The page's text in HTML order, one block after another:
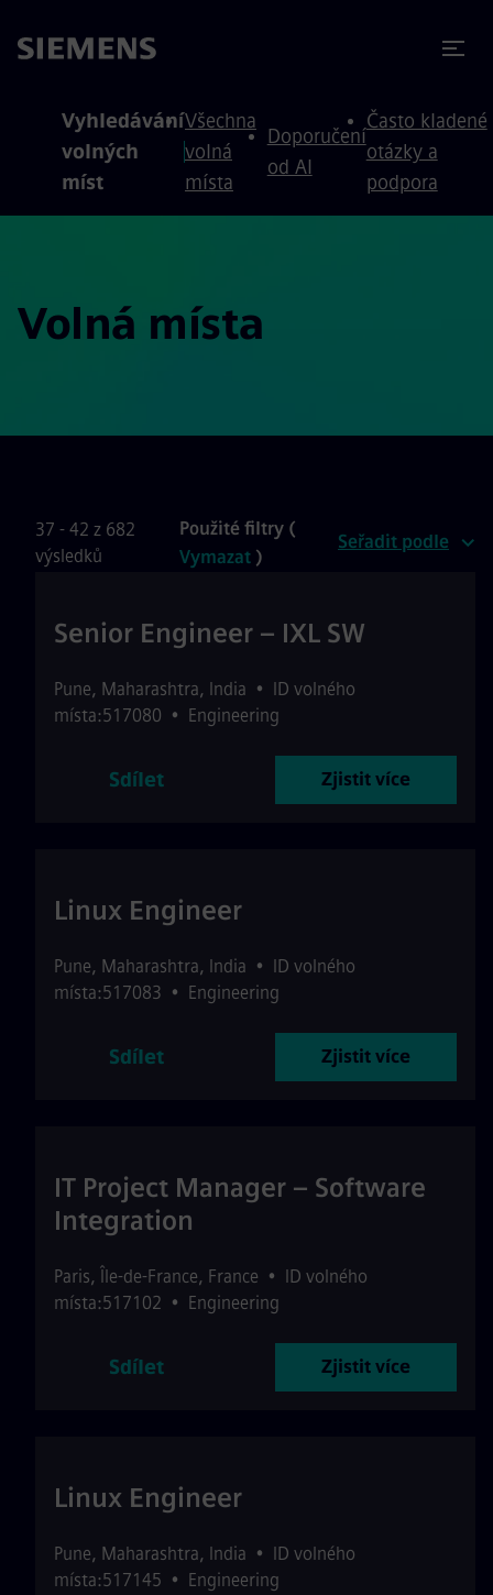
Vyhledávání
volných
míst
Všechna
volná
místa
Doporučení
od AI
Často kladené
otázky a
podpora
Volná místa
37 - 42 z 682
výsledků
Použité filtry (
Vymazat )
Seřadit podle
Senior Engineer – IXL SW
Pune, Maharashtra, India • ID volného
místa:517080 • Engineering
Sdílet Zjistit více
Linux Engineer
Pune, Maharashtra, India • ID volného
místa:517083 • Engineering
Sdílet Zjistit více
IT Project Manager – Software
Integration
Paris, Île-de-France, France • ID volného
místa:517102 • Engineering
Sdílet Zjistit více
Linux Engineer
Pune, Maharashtra, India • ID volného
místa:517145 • Engineering